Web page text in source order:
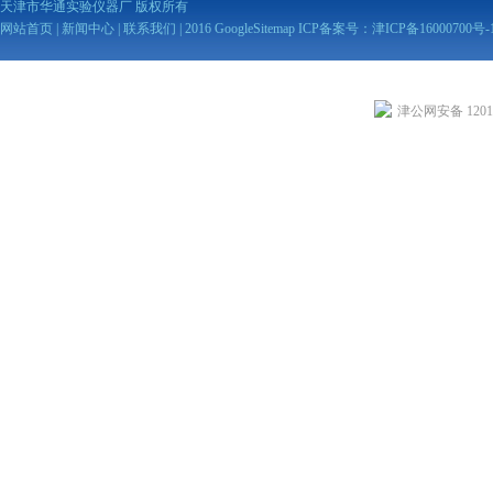
天津市华通实验仪器厂 版权所有
网站首页
新闻中心 联系我们 | 2016 GoogleSitemap ICP备案号： 津ICP备16000700号-
津公网安备